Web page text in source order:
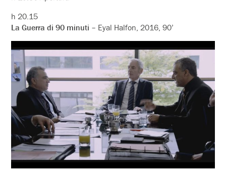
h 20.15
La Guerra di 90 minuti – Eyal Halfon, 2016, 90’